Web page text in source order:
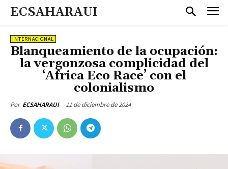
ECSAHARAUI
INTERNACIONAL
Blanqueamiento de la ocupación:
la vergonzosa complicidad del
‘Africa Eco Race’ con el
colonialismo
Por ECSAHARAUI 11 de diciembre de 2024